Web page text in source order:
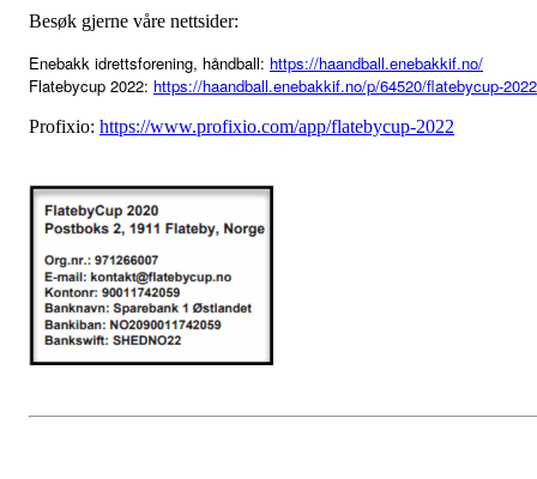
Besøk gjerne våre nettsider:
Enebakk idrettsforening, håndball: https://haandball.enebakkif.no/
Flatebycup 2022: https://haandball.enebakkif.no/p/64520/flatebycup-2022
Profixio: https://www.profixio.com/app/flatebycup-2022